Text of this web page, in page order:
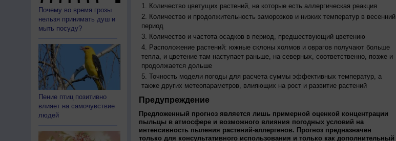
Почему во время грозы
нельзя принимать душ и
мыть посуду?
Пение птиц позитивно
влияет на самочувствие
людей
Количество цветущих растений, на которые есть аллергическая реакция
Количество и продолжительность заморозков и низких температур в весенний
период
Количество и частота осадков в период, предшествующий цветению
Расположение растений: южные склоны холмов и оврагов получают больше
тепла, и цветение там наступает раньше, на северных, соответственно, позже и
продолжается дольше
Точность модели погоды для расчета суммы эффективных температур, а
также других метеопараметров, влияющих на рост и развитие растений
Предупреждение
Предложенный прогноз является лишь примерной оценкой концентрации
пыльцы в атмосфере и возможного влияния погодных условий на
интенсивность пыления растений-аллергенов. Прогноз предназначен
только для консультативного использования и только как дополнительный